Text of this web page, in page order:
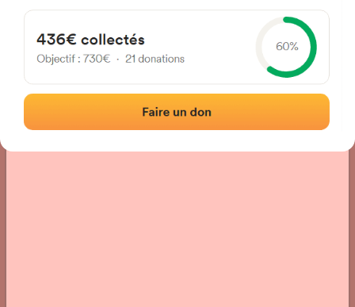
Photos Commentaires et avis